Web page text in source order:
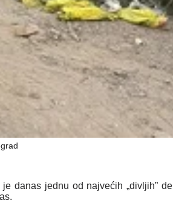
danas jednu od najvećih „divljih”